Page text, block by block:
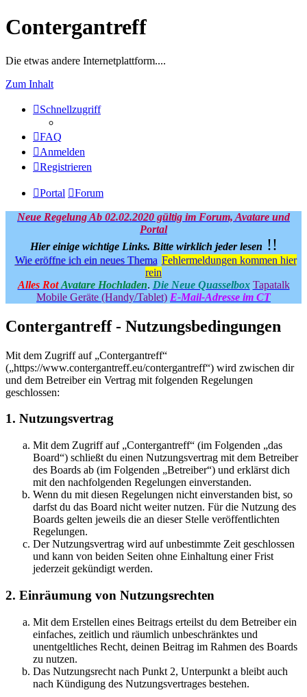
Contergantreff
Die etwas andere Internetplattform....
Zum Inhalt
Schnellzugriff
FAQ
Anmelden
Registrieren
Portal Forum
Neue Regelung Ab 02.02.2020 gültig im Forum, Avatare und
Portal
Hier einige wichtige Links. Bitte wirklich jeder lesen !!
Wie eröffne ich ein neues Thema Fehlermeldungen kommen hier
rein
Alles Rot Avatare Hochladen. Die Neue Quasselbox Tapatalk
Mobile Geräte (Handy/Tablet) E-Mail-Adresse im CT
Contergantreff - Nutzungsbedingungen
Mit dem Zugriff auf „Contergantreff“
(„https://www.contergantreff.eu/contergantreff“) wird zwischen dir
und dem Betreiber ein Vertrag mit folgenden Regelungen
geschlossen:
1. Nutzungsvertrag
Mit dem Zugriff auf „Contergantreff“ (im Folgenden „das
Board“) schließt du einen Nutzungsvertrag mit dem Betreiber
des Boards ab (im Folgenden „Betreiber“) und erklärst dich
mit den nachfolgenden Regelungen einverstanden.
Wenn du mit diesen Regelungen nicht einverstanden bist, so
darfst du das Board nicht weiter nutzen. Für die Nutzung des
Boards gelten jeweils die an dieser Stelle veröffentlichten
Regelungen.
Der Nutzungsvertrag wird auf unbestimmte Zeit geschlossen
und kann von beiden Seiten ohne Einhaltung einer Frist
jederzeit gekündigt werden.
2. Einräumung von Nutzungsrechten
Mit dem Erstellen eines Beitrags erteilst du dem Betreiber ein
einfaches, zeitlich und räumlich unbeschränktes und
unentgeltliches Recht, deinen Beitrag im Rahmen des Boards
zu nutzen.
Das Nutzungsrecht nach Punkt 2, Unterpunkt a bleibt auch
nach Kündigung des Nutzungsvertrages bestehen.